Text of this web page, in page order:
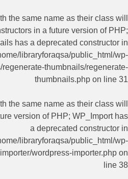
the same name as their class will
in a future version of PHP;
has a deprecated constructor in
libraryforaqsa/public_html/wp-
thumbnails/regenerate-
thumbnails.php on line 31
the same name as their class will
version of PHP; WP_Import has
a deprecated constructor in
libraryforaqsa/public_html/wp-
wordpress-importer.php on
line 38